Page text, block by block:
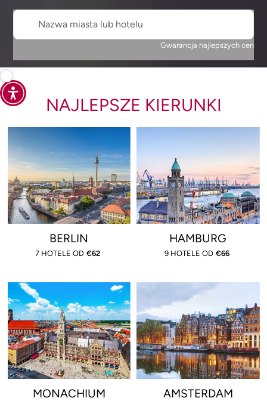
Nazwa miasta lub hotelu
Gwarancja najlepszych cen
NAJLEPSZE KIERUNKI
BERLIN
7 HOTELE OD €62
HAMBURG
9 HOTELE OD €66
MONACHIUM AMSTERDAM